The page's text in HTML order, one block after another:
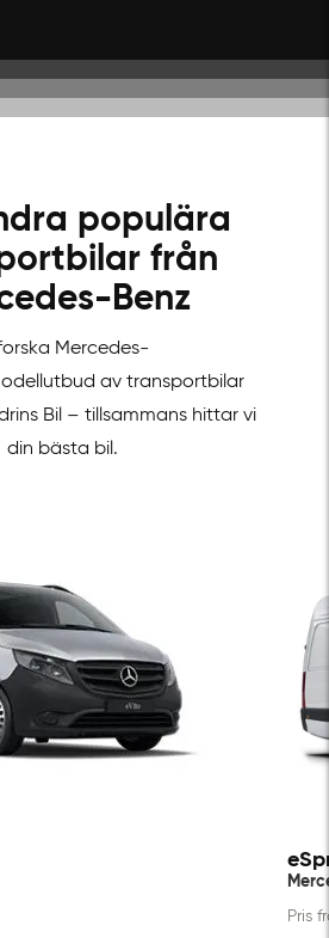
populära
från
Benz
Mercedes-
av transportbilar
Bil – tillsammans hittar vi
din bästa bil.
Pris